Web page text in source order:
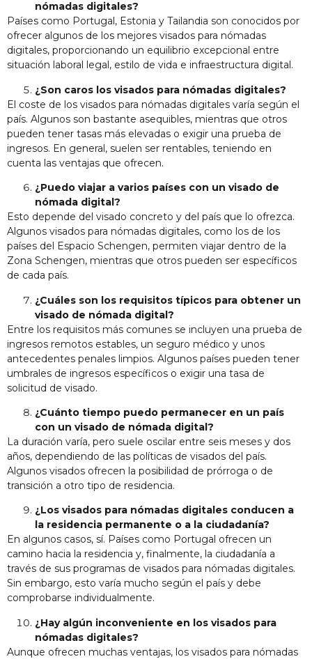
nómadas digitales?
Países como Portugal, Estonia y Tailandia son conocidos por
ofrecer algunos de los mejores visados para nómadas
digitales, proporcionando un equilibrio excepcional entre
situación laboral legal, estilo de vida e infraestructura digital.
¿Son caros los visados para nómadas digitales?
El coste de los visados para nómadas digitales varía según el
país. Algunos son bastante asequibles, mientras que otros
pueden tener tasas más elevadas o exigir una prueba de
ingresos. En general, suelen ser rentables, teniendo en
cuenta las ventajas que ofrecen.
¿Puedo viajar a varios países con un visado de
nómada digital?
Esto depende del visado concreto y del país que lo ofrezca.
Algunos visados para nómadas digitales, como los de los
países del Espacio Schengen, permiten viajar dentro de la
Zona Schengen, mientras que otros pueden ser específicos
de cada país.
¿Cuáles son los requisitos típicos para obtener un
visado de nómada digital?
Entre los requisitos más comunes se incluyen una prueba de
ingresos remotos estables, un seguro médico y unos
antecedentes penales limpios. Algunos países pueden tener
umbrales de ingresos específicos o exigir una tasa de
solicitud de visado.
¿Cuánto tiempo puedo permanecer en un país
con un visado de nómada digital?
La duración varía, pero suele oscilar entre seis meses y dos
años, dependiendo de las políticas de visados del país.
Algunos visados ofrecen la posibilidad de prórroga o de
transición a otro tipo de residencia.
¿Los visados para nómadas digitales conducen a
la residencia permanente o a la ciudadanía?
En algunos casos, sí. Países como Portugal ofrecen un
camino hacia la residencia y, finalmente, la ciudadanía a
través de sus programas de visados para nómadas digitales.
Sin embargo, esto varía mucho según el país y debe
comprobarse individualmente.
¿Hay algún inconveniente en los visados para
nómadas digitales?
Aunque ofrecen muchas ventajas, los visados para nómadas